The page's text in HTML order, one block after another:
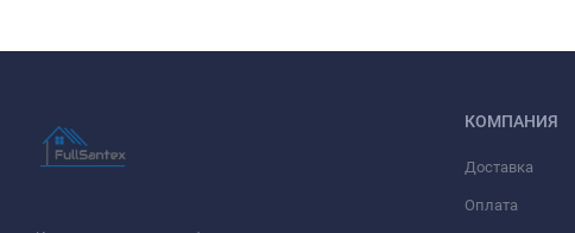
КОМПАНИЯ
Доставка
Оплата